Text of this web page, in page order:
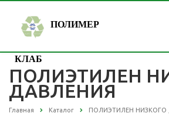
ПОЛИМЕР
КЛАБ
ПОЛИЭТИЛЕН
ДАВЛЕНИЯ
Главная Каталог ПОЛИЭТИЛЕН НИЗКОГО